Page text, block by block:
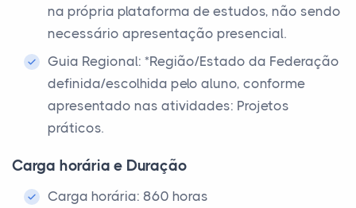
na própria plataforma de estudos, não sendo
necessário apresentação presencial.
Guia Regional: *Região/Estado da Federação
definida/escolhida pelo aluno, conforme
apresentado nas atividades: Projetos
práticos.
Carga horária e Duração
Carga horária: 860 horas